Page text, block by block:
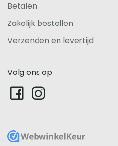
Betalen
Zakelijk bestellen
Verzenden en levertijd
Volg ons op
WebwinkelKeur